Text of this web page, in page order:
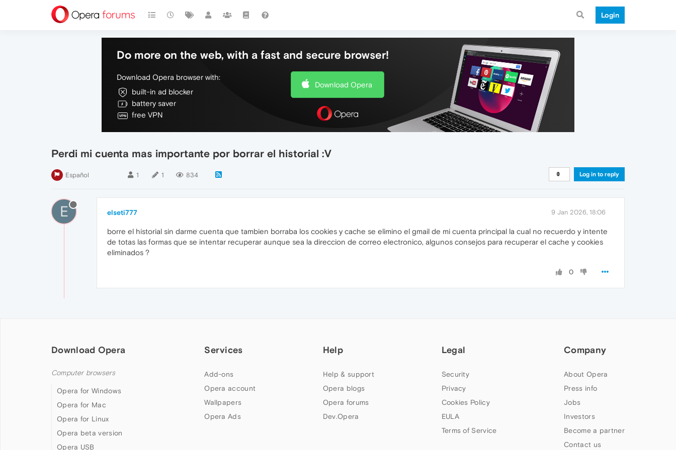
Login
Do more on the web, with a fast and secure browser!
Download Opera browser with:
built-in ad blocker
battery saver
free VPN
Download Opera
Perdi mi cuenta mas importante por borrar el historial :V
Español 1 1 834 Log in to reply
E elseti777 9 Jan 2026, 18:06
borre el historial sin darme cuenta que tambien borraba los cookies y cache se elimino el gmail de mi cuenta principal la cual no recuerdo y intente
de totas las formas que se intentar recuperar aunque sea la direccion de correo electronico, algunos consejos para recuperar el cache y cookies
eliminados ?
0
Download Opera
Computer browsers
Opera for Windows
Opera for Mac
Opera for Linux
Opera beta version
Opera USB
Services
Add-ons
Opera account
Wallpapers
Opera Ads
Help
Help & support
Opera blogs
Opera forums
Dev.Opera
Legal
Security
Privacy
Cookies Policy
EULA
Terms of Service
Company
About Opera
Press info
Jobs
Investors
Become a partner
Contact us